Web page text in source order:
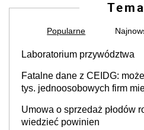
Popularne
Laboratorium przywództwa
Fatalne dane z CEIDG:
tys. jednoosobowych firm
Umowa o sprzedaż płodów
wiedzieć powinien